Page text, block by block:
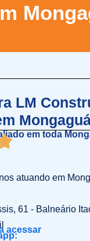
LM
em toda
atuando em
61 - Balneário
acessar